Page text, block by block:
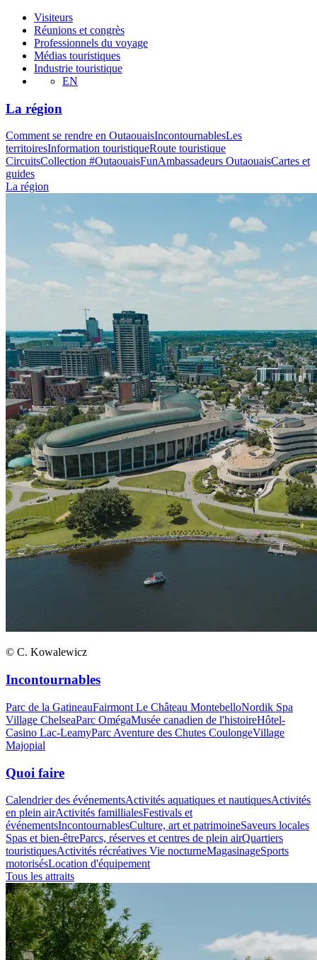
Visiteurs
Réunions et congrès
Professionnels du voyage
Médias touristiques
Industrie touristique
EN
La région
Comment se rendre en OutaouaisIncontournablesLes
territoiresInformation touristiqueRoute touristique
CircuitsCollection #OutaouaisFunAmbassadeurs OutaouaisCartes et
guides
La région
© C. Kowalewicz
Incontournables
Parc de la GatineauFairmont Le Château MontebelloNordik Spa
Village ChelseaParc OmégaMusée canadien de l'histoireHôtel-
Casino Lac-LeamyParc Aventure des Chutes CoulongeVillage
Majopial
Quoi faire
Calendrier des événementsActivités aquatiques et nautiquesActivités
en plein airActivités famillialesFestivals et
événementsIncontournablesCulture, art et patrimoineSaveurs locales
Spas et bien-êtreParcs, réserves et centres de plein airQuartiers
touristiquesActivités récréatives Vie nocturneMagasinageSports
motorisésLocation d'équipement
Tous les attraits